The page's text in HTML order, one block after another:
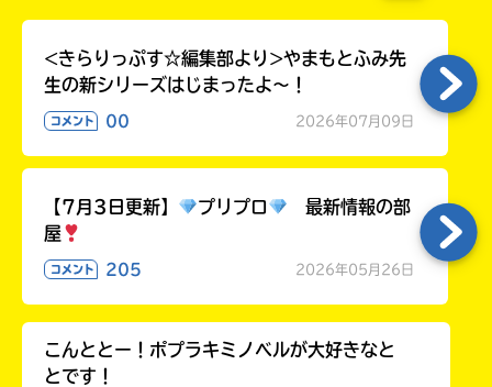
<きらりっぷす☆編集部より>やまもとふみ先
生の新シリーズはじまったよ～！
コメント 00 2026年07月09日
【7月3日更新】 プリプロ
最新情報の部
屋
コメント 205 2026年05月26日
こんととー！ポプラキミノベルが大好きなと
とです！
え
で、
も
認
し
戻
る